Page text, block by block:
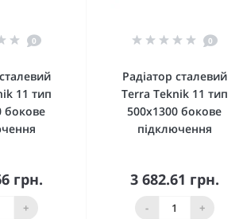
0
11 тип
бокове
грн.
+
0
Радіатор сталевий
Terra Teknik 11 тип
500x1300 бокове
підключення
3 682.61 грн.
- +
Купити